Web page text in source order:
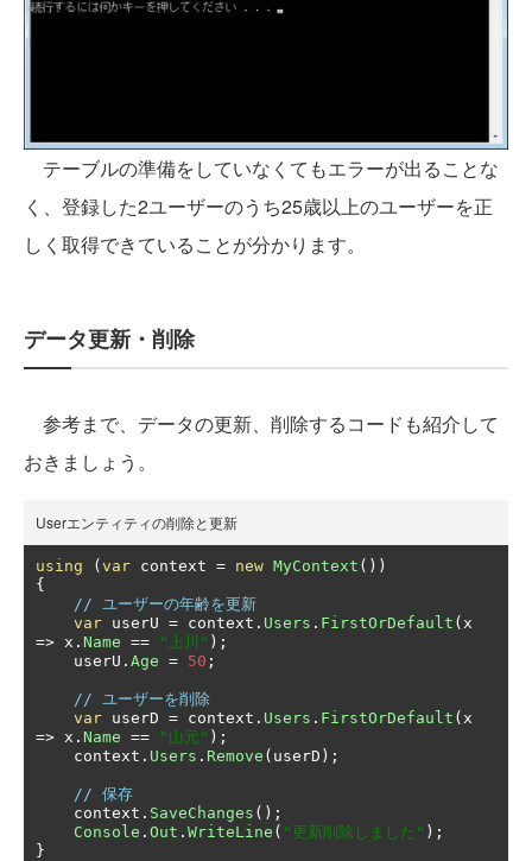
テーブルの準備をしていなくてもエラーが出ることな
く、登録した2ユーザーのうち25歳以上のユーザーを正
しく取得できていることが分かります。
データ更新・削除
参考まで、データの更新、削除するコードも紹介して
おきましょう。
Userエンティティの削除と更新
using ( var context = new MyContext ())
{
// ユーザーの年齢を更新
var userU = context . Users . FirstOrDefault (
=> x . Name == "上川" );
    userU
. Age = 50 ;
// ユーザーを削除
var userD = context . Users . FirstOrDefault (
=> x . Name == "山元" );
    context
. Users . Remove ( userD );
// 保存
    context
. SaveChanges ();
Console . Out . WriteLine ( "更新削除しました" );
}